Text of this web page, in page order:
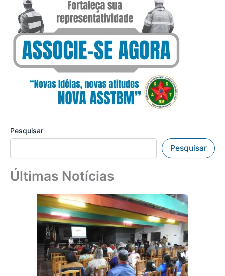
Pesquisar
Pesquisar
Últimas Notícias